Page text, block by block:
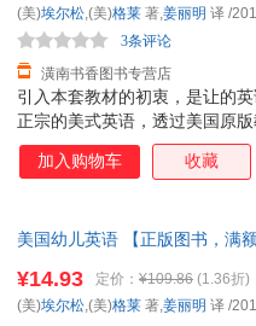
引入本套教材的初衷，是让的
正宗的美式英语，透过美国原
言”学起。 整套教材以精美的
的儿童语言。图文互释，简单
潢南书香图书专营店
3条评论
(美)埃尔松,(美)格莱 著,姜丽明 译 /
加入购物车 收藏
美国幼儿英语 【正版图书，满
¥14.93 定价： ¥109.86 (1.36折)
(美)埃尔松,(美)格莱 著,姜丽明 译 /